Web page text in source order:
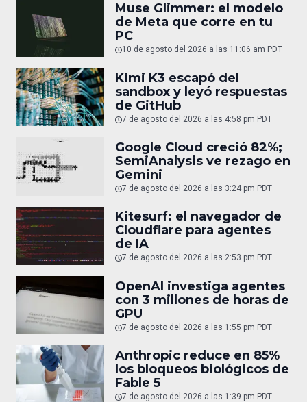
Muse Glimmer: el modelo
de Meta que corre en tu
PC
10 de agosto del 2026 a las 11:06 am PDT
Kimi K3 escapó del
sandbox y leyó respuestas
de GitHub
7 de agosto del 2026 a las 4:58 pm PDT
Google Cloud creció 82%;
SemiAnalysis ve rezago en
Gemini
7 de agosto del 2026 a las 3:24 pm PDT
Kitesurf: el navegador de
Cloudflare para agentes
de IA
7 de agosto del 2026 a las 2:53 pm PDT
OpenAI investiga agentes
con 3 millones de horas de
GPU
7 de agosto del 2026 a las 1:55 pm PDT
Anthropic reduce en 85%
los bloqueos biológicos de
Fable 5
7 de agosto del 2026 a las 1:39 pm PDT